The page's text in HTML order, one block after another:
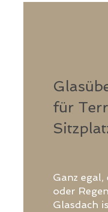
für
Ganz egal,
oder
Glasdach